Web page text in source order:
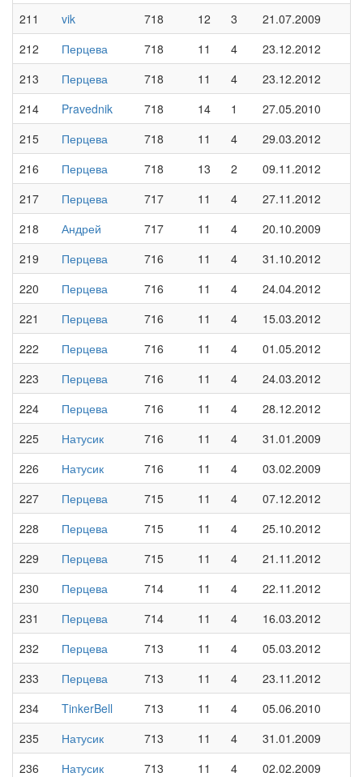
211
vik 718 12 3
21.07.2009
212
Перцева 718 11 4
23.12.2012
213
Перцева 718 11 4
23.12.2012
214
Pravednik 718 14 1
27.05.2010
215
Перцева 718 11 4
29.03.2012
216
Перцева 718 13 2
09.11.2012
217
Перцева 717 11 4
27.11.2012
218
Андрей 717 11 4
20.10.2009
219
Перцева 716 11 4
31.10.2012
220
Перцева 716 11 4
24.04.2012
221
Перцева 716 11 4
15.03.2012
222
Перцева 716 11 4
01.05.2012
223
Перцева 716 11 4
24.03.2012
224
Перцева 716 11 4
28.12.2012
225
Натусик 716 11 4
31.01.2009
226
Натусик 716 11 4
03.02.2009
227
Перцева 715 11 4
07.12.2012
228
Перцева 715 11 4
25.10.2012
229
Перцева 715 11 4
21.11.2012
230
Перцева 714 11 4
22.11.2012
231
Перцева 714 11 4
16.03.2012
232
Перцева 713 11 4
05.03.2012
233
Перцева 713 11 4
23.11.2012
234
TinkerBell 713 11 4
05.06.2010
235
Натусик 713 11 4
31.01.2009
236
Натусик 713 11 4
02.02.2009